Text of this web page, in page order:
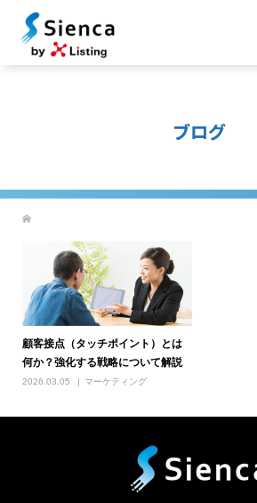
ブログ
顧客接点（タッチポイント）とは
何か？強化する戦略について解説
2026.03.05 マーケティング